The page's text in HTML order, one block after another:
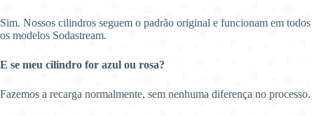
Sim. Nossos cilindros seguem o padrão original e funcionam em todos
os modelos Sodastream.
E se meu cilindro for azul ou rosa?
Fazemos a recarga normalmente, sem nenhuma diferença no processo.